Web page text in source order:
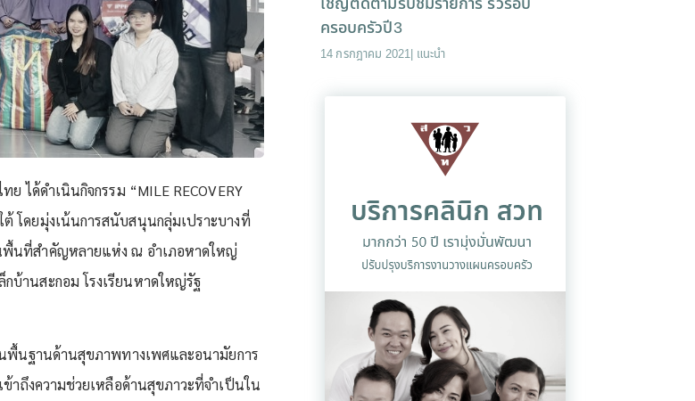
ได้ดำเนินกิจกรรม “MILE RECOVERY
โดยมุ่งเน้นการสนับสนุนกลุ่มเปราะบางที่
นพื้นที่สำคัญหลายแห่ง ณ อำเภอหาดใหญ่
บ้านสะกอม โรงเรียนหาดใหญ่รัฐ
พื้นฐานด้านสุขภาพทางเพศและอนามัยการ
าถึงความช่วยเหลือด้านสุขภาวะที่จำเป็นใน
ครอบครัวปี3
14 กรกฎาคม 2021| แนะนำ